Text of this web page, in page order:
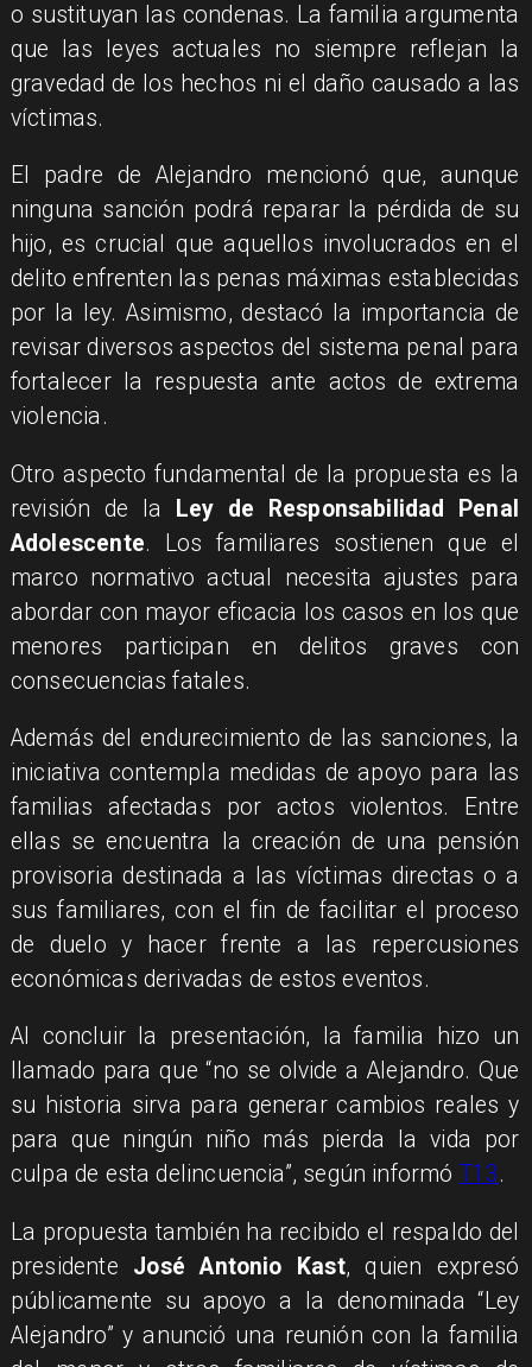
o sustituyan las condenas. La familia argumenta
que las leyes actuales no siempre reflejan la
gravedad de los hechos ni el daño causado a las
víctimas.
El padre de Alejandro mencionó que, aunque
ninguna sanción podrá reparar la pérdida de su
hijo, es crucial que aquellos involucrados en el
delito enfrenten las penas máximas establecidas
por la ley. Asimismo, destacó la importancia de
revisar diversos aspectos del sistema penal para
fortalecer la respuesta ante actos de extrema
violencia.
Otro aspecto fundamental de la propuesta es la
revisión de la
Ley de Responsabilidad Penal
Adolescente. Los familiares sostienen que el
marco normativo actual necesita ajustes para
abordar con mayor eficacia los casos en los que
menores participan en delitos graves con
consecuencias fatales.
Además del endurecimiento de las sanciones, la
iniciativa contempla medidas de apoyo para las
familias afectadas por actos violentos. Entre
ellas se encuentra la creación de una pensión
provisoria destinada a las víctimas directas o a
sus familiares, con el fin de facilitar el proceso
de duelo y hacer frente a las repercusiones
económicas derivadas de estos eventos.
Al concluir la presentación, la familia hizo un
llamado para que “no se olvide a Alejandro. Que
su historia sirva para generar cambios reales y
para que ningún niño más pierda la vida por
culpa de esta delincuencia”, según informó T13.
La propuesta también ha recibido el respaldo del
presidente José Antonio Kast, quien expresó
públicamente su apoyo a la denominada “Ley
Alejandro” y anunció una reunión con la familia